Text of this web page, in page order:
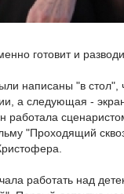
готовит и
написаны "в стол",
а следующая -
работала
"Проходящий
работать над